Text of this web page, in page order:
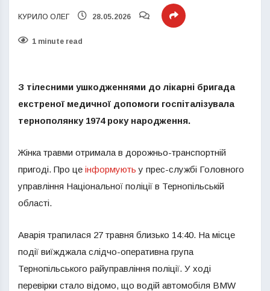
КУРИЛО ОЛЕГ 28.05.2026
1 minute read
З тілесними ушкодженнями до лікарні бригада
екстреної медичної допомоги госпіталізувала
тернополянку 1974 року народження.
Жінка травми отримала в дорожньо-транспортній
пригоді. Про це інформують у прес-службі Головного
управління Національної поліції в Тернопільській
області.
Аварія трапилася 27 травня близько 14:40. На місце
події виїжджала слідчо-оперативна група
Тернопільського райуправління поліції. У ході
перевірки стало відомо, що водій автомобіля BMW